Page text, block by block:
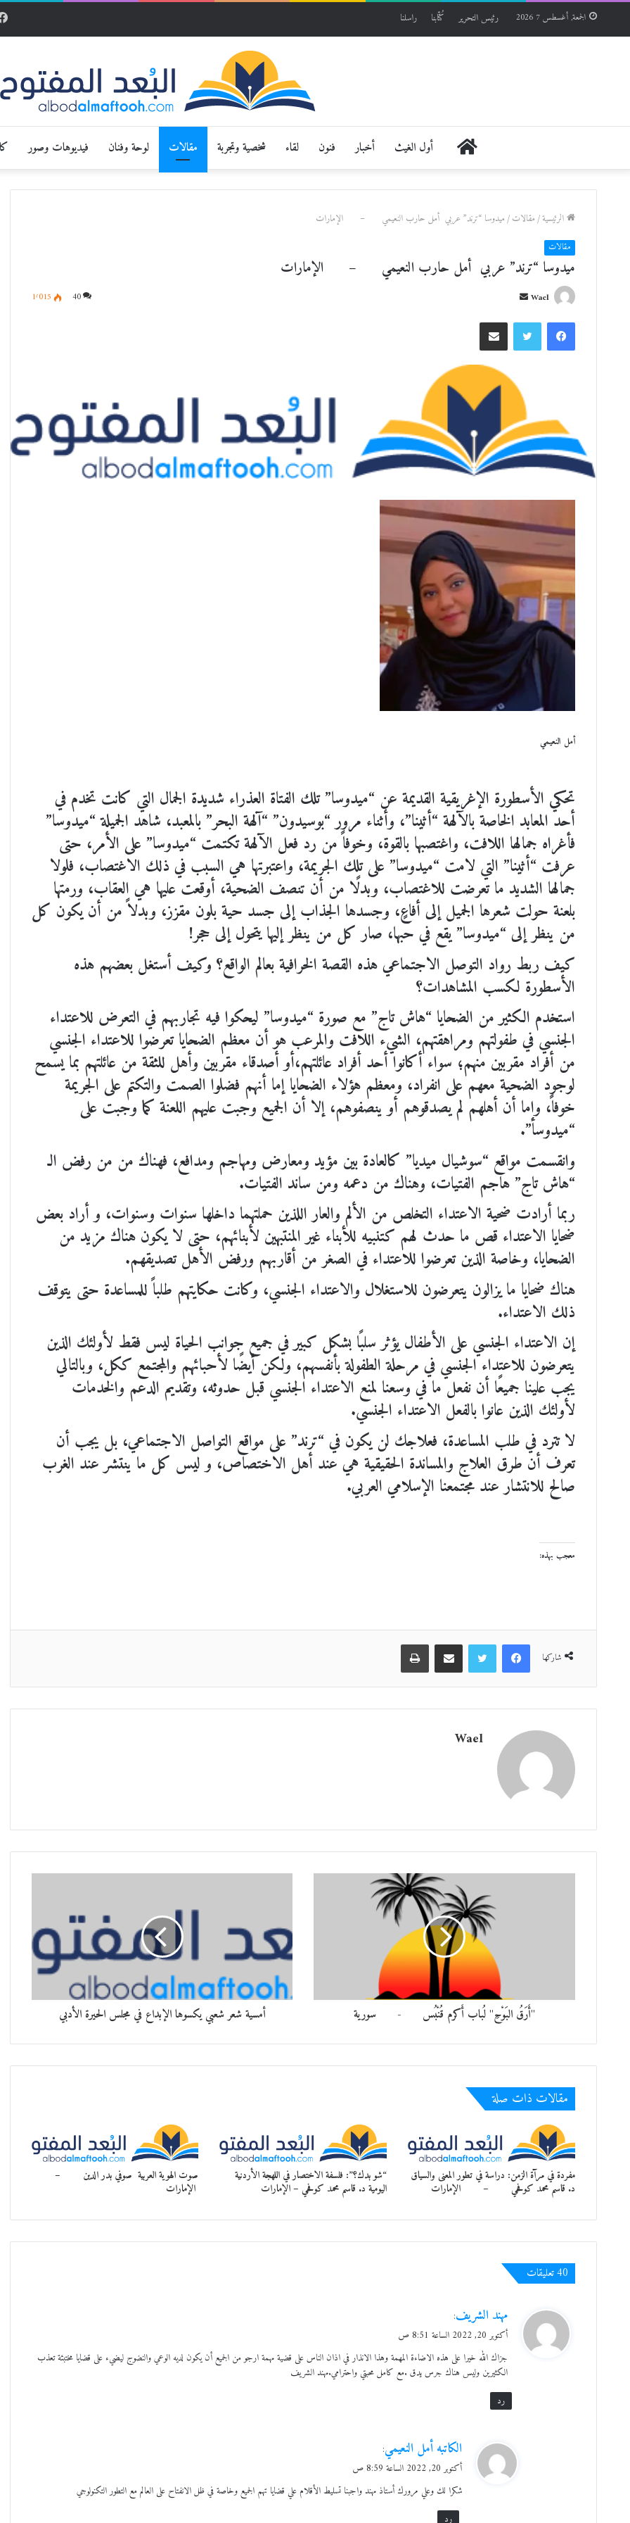
الجمعة, أغسطس 7 2026 رئيس التحرير كُتّابنا راسلنا
الرئيسيةأول الغيث أخبار فنون لقاء شخصية وتجربة مقالات لوحة وفنان فيديوهات وصور
الرئيسية/مقالات/ميدوسا “ترند” عربي أمل حارب النعيمي – الإمارات
مقالات
ميدوسا “ترند” عربي أمل حارب النعيمي – الإمارات
Wael
ل
ر
ا
إ
ل
ت
و
ن
ي
ا
40 1٬015
فيسبوك
أمل النعيمي
تحكي الأسطورة الإغريقية القديمة عن “ميدوسا” تلك الفتاة العذراء شديدة الجمال التي كانت تخدم في
أحد المعابد الخاصة بالآلهة “أثينا”، وأثناء مرور “بوسيدون” “آلهة البحر” بالمعبد، شاهد الجميلة “ميدوسا”
فأغراه جمالها اللافت، واغتصبها بالقوة، وخوفاً من رد فعل الآلهة تكتمت “ميدوسا” على الأمر، حتى
عرفت “أثينا” التي لامت “ميدوسا” على تلك الجريمة، واعتبرتها هي السبب في ذلك الاغتصاب، فلولا
جمالها الشديد ما تعرضت للاغتصاب، وبدلًا من أن تنصف الضحية، أوقعت عليها هي العقاب، ورمتها
بلعنة حولت شعرها الجميل إلى أفاعٍ، وجسدها الجذاب إلى جسد حية بلون مقزز، وبدلاً من أن يكون كل
من ينظر إلى “ميدوسا” يقع في حبها، صار كل من ينظر إليها يتحول إلى حجر!
كيف ربط رواد التوصل الاجتماعي هذه القصة الخرافية بعالم الواقع؟ وكيف أستغل بعضهم هذه
الأسطورة لكسب المشاهدات؟
استخدم الكثير من الضحايا “هاش تاج” مع صورة “ميدوسا” ليحكوا فيه تجاربهم في التعرض للاعتداء
الجنسي في طفولتهم ومراهقتهم، الشيء اللافت والمرعب هو أن معظم الضحايا تعرضوا للاعتداء الجنسي
من أفراد مقربين منهم؛ سواء أكانوا أحد أفراد عائلتهم،أو أصدقاء مقربين وأهل للثقة من عائلتهم بما يسمح
لوجود الضحية معهم على انفراد، ومعظم هؤلاء الضحايا إما أنهم فضلوا الصمت والتكتم على الجريمة
خوفاً، وإما أن أهلهم لم يصدقوهم أو ينصفوهم، إلا أن الجميع وجبت عليهم اللعنة كما وجبت على
“ميدوسا”.
وانقسمت مواقع “سوشيال ميديا” كالعادة بين مؤيد ومعارض ومهاجم ومدافع، فهناك من من رفض الـ
“هاش تاج” هاجم الفتيات، وهناك من دعمه ومن ساند الفتيات.
ربما أرادت ضحية الاعتداء التخلص من الألم والعار اللذين حملتهما داخلها سنوات وسنوات، و أراد بعض
ضحايا الاعتداء قص ما حدث لهم كتنبيه للأبناء غير المنتبهين لأبنائهم، حتى لا يكون هناك مزيد من
الضحايا، وخاصة الذين تعرضوا للاعتداء في الصغر من أقاربهم ورفض الأهل تصديقهم.
هناك ضحايا ما يزالون يتعرضون للاستغلال والاعتداء الجنسي، وكانت حكايتهم طلباً للمساعدة حتى يتوقف
ذلك الاعتداء.
إن الاعتداء الجنسي على الأطفال يؤثر سلبًا بشكل كبير في جميع جوانب الحياة ليس فقط لأولئك الذين
يتعرضون للاعتداء الجنسي في مرحلة الطفولة بأنفسهم، ولكن أيضًا لأحبائهم والمجتمع ككل، وبالتالي
يجب علينا جميعًا أن نفعل ما في وسعنا لمنع الاعتداء الجنسي قبل حدوثه، وتقديم الدعم والخدمات
لأولئك الذين عانوا بالفعل الاعتداء الجنسي.
لا تترد في طلب المساعدة، فعلاجك لن يكون في “ترند” على مواقع التواصل الاجتماعي، بل يجب أن
تعرف أن طرق العلاج والمساندة الحقيقية هي عند أهل الاختصاص، و ليس كل ما ينتشر عند الغرب
صالح للانتشار عند مجتمعنا الإسلامي العربي.
معجب بهذه:
شاركها
فيسبوك
Wael
"أَرَقُ البَوْحِ" لُباب أَكرم قُنْبُس - سورية أمسية شعر شعبي يكسوها الإبداع في مجلس الحيرة الأدبي
مقالات ذات صلة
مفردة في مرآة الزمن: دراسة في تطور المعنى والسياق
د. قاسم محمد كوفحي – الإمارات
“شو بدك؟”: فلسفة الاختصار في اللهجة الأردنية
اليومية د. قاسم محمد كوفحي – الإمارات
صوت الهوية العربية صوفي بدر الدين –
الإمارات
‫40 تعليقات
ي
ق
ل
مهند الشريف:
أكتوبر 20, 2022 الساعة 8:51 ص
جزاك الله خيرا على هذه الاضاءة المهمة وهذا الانذار في اذان الناس على قضية مهمة ارجو من الجميع أن يكون لديه الوعي والنضوج ليضيء على قضايا مختبئة تعذب
الكثيرين وليس هناك جرس يدق .مع كامل محبتي واحترامي.مهند الشريف
رد
ي
ق
ل
الكاتبه أمل النعيمي:
أكتوبر 20, 2022 الساعة 8:59 ص
شكرا لك وعلي مرورك أستاذ مهند واجبنا تسليط الأقلام علي قضايا تهم الجميع وخاصة في ظل الانفتاح على العالم مع التطور التكنولوجي
رد